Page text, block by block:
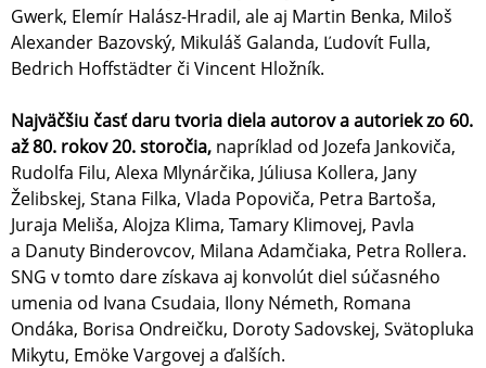
Gwerk, Elemír Halász-Hradil, ale aj Martin Benka, Miloš
Alexander Bazovský, Mikuláš Galanda, Ľudovít Fulla,
Bedrich Hoffstädter či Vincent Hložník.
Najväčšiu časť daru tvoria diela autorov a autoriek zo 60.
až 80. rokov 20. storočia, napríklad od Jozefa Jankoviča,
Rudolfa Filu, Alexa Mlynárčika, Júliusa Kollera, Jany
Želibskej, Stana Filka, Vlada Popoviča, Petra Bartoša,
Juraja Meliša, Alojza Klima, Tamary Klimovej, Pavla
a Danuty Binderovcov, Milana Adamčiaka, Petra Rollera.
SNG v tomto dare získava aj konvolút diel súčasného
umenia od Ivana Csudaia, Ilony Németh, Romana
Ondáka, Borisa Ondreičku, Doroty Sadovskej, Svätopluka
Mikytu, Emöke Vargovej a ďalších.